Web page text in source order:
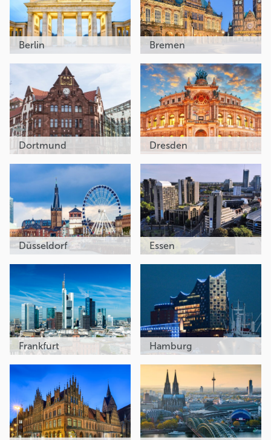
Berlin Bremen
Dortmund Dresden
Düsseldorf Essen
Frankfurt Hamburg